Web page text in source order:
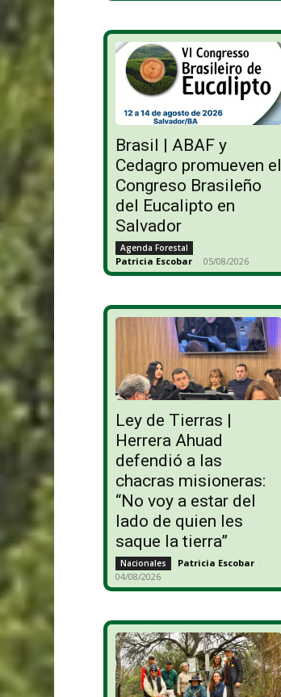
Brasil | ABAF y
Cedagro promueven el
Congreso Brasileño
del Eucalipto en
Salvador
Agenda Forestal
Patricia Escobar - 05/08/2026
Ley de Tierras |
Herrera Ahuad
defendió a las
chacras misioneras:
“No voy a estar del
lado de quien les
saque la tierra”
Nacionales Patricia Escobar -
04/08/2026